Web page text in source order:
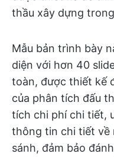
thầu xây dựng
Mẫu bản trình bày
diện với hơn 40
toàn, được thiết kế
của phân tích đấu
tích chi phí chi tiết,
thông tin chi tiết về
sánh, đảm bảo